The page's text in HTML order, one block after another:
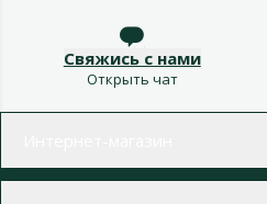
Свяжись с нами
Открыть чат